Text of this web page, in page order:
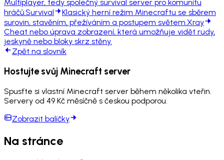
Multiplayer, tedy společný survival server pro komunitu
hráčů.Survival
Klasický herní režim Minecraftu se sběrem
surovin, stavěním, přežíváním a postupem světem.Xray
Cheat nebo úprava zobrazení, která umožňuje vidět rudy,
jeskyně nebo bloky skrz stěny.
Zpět na slovník
Hostujte svůj Minecraft server
Spusťte si vlastní Minecraft server během několika vteřin.
Servery od 49 Kč měsíčně s českou podporou.
Zobrazit balíčky
Na stránce